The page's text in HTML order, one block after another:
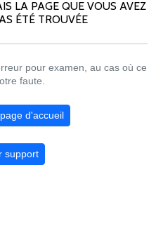
LA PAGE QUE VOUS AVEZ
ÉTÉ TROUVÉE
pour examen, au cas où ce
faute.
d'accueil
support